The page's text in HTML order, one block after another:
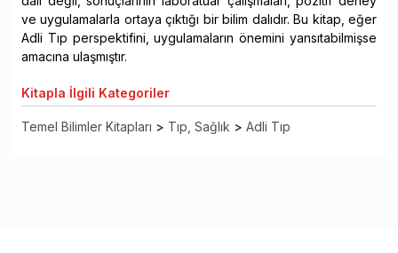
ve uygulamalarla ortaya çıktığı bir bilim dalıdır. Bu kitap, eğer
Adli Tıp perspektifini, uygulamaların önemini yansıtabilmişse
amacına ulaşmıştır.
Kitapla İlgili Kategoriler
Temel Bilimler Kitapları > Tıp, Sağlık > Adli Tıp